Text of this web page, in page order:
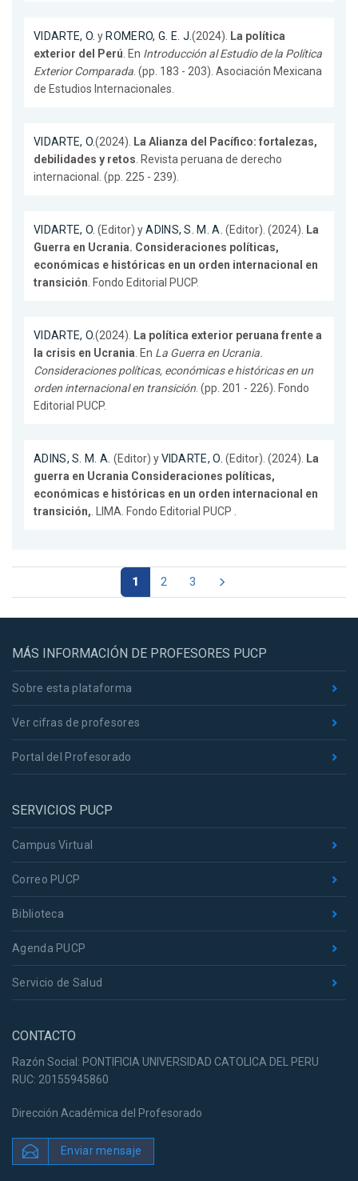
VIDARTE, O. y ROMERO, G. E. J.(2024). La política
exterior del Perú. En Introducción al Estudio de la Política
Exterior Comparada. (pp. 183 - 203). Asociación Mexicana
de Estudios Internacionales.
VIDARTE, O.(2024). La Alianza del Pacífico: fortalezas,
debilidades y retos. Revista peruana de derecho
internacional. (pp. 225 - 239).
VIDARTE, O. (Editor) yADINS, S. M. A. (Editor). (2024). La
Guerra en Ucrania. Consideraciones políticas,
económicas e históricas en un orden internacional en
transición. Fondo Editorial PUCP.
VIDARTE, O.(2024). La política exterior peruana frente a
la crisis en Ucrania. En La Guerra en Ucrania.
Consideraciones políticas, económicas e históricas en un
orden internacional en transición. (pp. 201 - 226). Fondo
Editorial PUCP.
ADINS, S. M. A. (Editor) yVIDARTE, O. (Editor). (2024). La
guerra en Ucrania Consideraciones políticas,
económicas e históricas en un orden internacional en
transición,. LIMA. Fondo Editorial PUCP .
1 2 3
MÁS INFORMACIÓN DE PROFESORES PUCP
Sobre esta plataforma
Ver cifras de profesores
Portal del Profesorado
SERVICIOS PUCP
Campus Virtual
Correo PUCP
Biblioteca
Agenda PUCP
Servicio de Salud
CONTACTO
Razón Social: PONTIFICIA UNIVERSIDAD CATOLICA DEL PERU
RUC: 20155945860
Dirección Académica del Profesorado
Enviar mensaje